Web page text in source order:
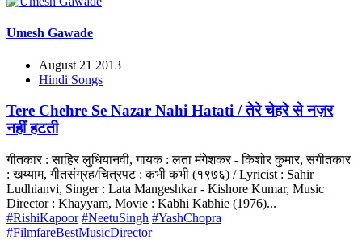
Umesh Gawade
August 21 2013
Hindi Songs
Tere Chehre Se Nazar Nahi Hatati / तेरे चेहरे से नज़र
नहीं हटती
गीतकार : साहिर लुधियानवी, गायक : लता मंगेशकर - किशोर कुमार, संगीतकार
: खय्याम, गीतसंग्रह/चित्रपट : कभी कभी (१९७६) / Lyricist : Sahir
Ludhianvi, Singer : Lata Mangeshkar - Kishore Kumar, Music
Director : Khayyam, Movie : Kabhi Kabhie (1976)...
#RishiKapoor #NeetuSingh #YashChopra
#FilmfareBestMusicDirector